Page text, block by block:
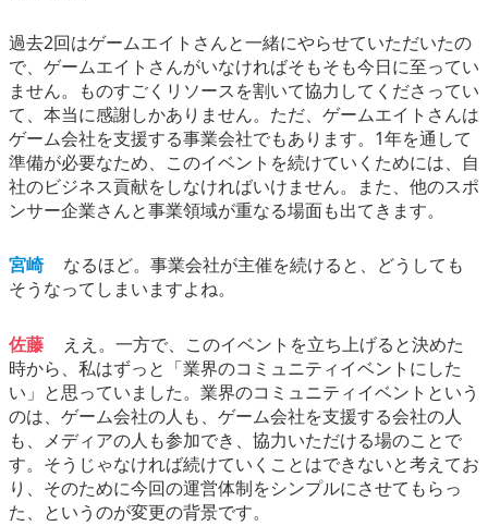
過去2回はゲームエイトさんと一緒にやらせていただいたの
で、ゲームエイトさんがいなければそもそも今日に至ってい
ません。ものすごくリソースを割いて協力してくださってい
て、本当に感謝しかありません。ただ、ゲームエイトさんは
ゲーム会社を支援する事業会社でもあります。1年を通して
準備が必要なため、このイベントを続けていくためには、自
社のビジネス貢献をしなければいけません。また、他のスポ
ンサー企業さんと事業領域が重なる場面も出てきます。
宮崎
なるほど。事業会社が主催を続けると、どうしても
そうなってしまいますよね。
佐藤
ええ。一方で、このイベントを立ち上げると決めた
時から、私はずっと「業界のコミュニティイベントにした
い」と思っていました。業界のコミュニティイベントという
のは、ゲーム会社の人も、ゲーム会社を支援する会社の人
も、メディアの人も参加でき、協力いただける場のことで
す。そうじゃなければ続けていくことはできないと考えてお
り、そのために今回の運営体制をシンプルにさせてもらっ
た、というのが変更の背景です。